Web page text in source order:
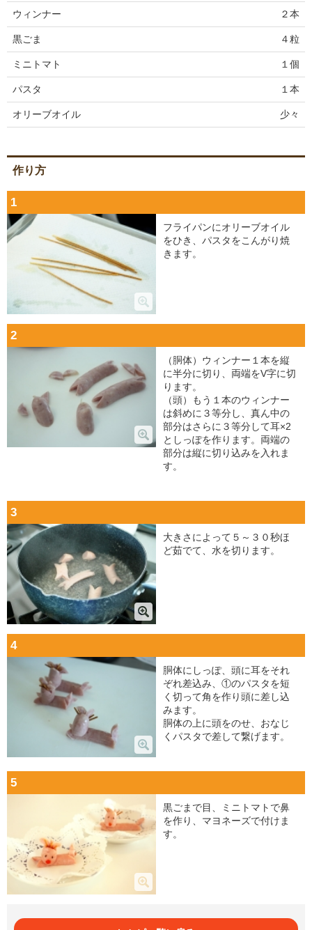
ウィンナー ２本
黒ごま ４粒
ミニトマト １個
パスタ １本
オリーブオイル 少々
作り方
1
フライパンにオリーブオイル
をひき、パスタをこんがり焼
きます。
2
（胴体）ウィンナー１本を縦
に半分に切り、両端をV字に切
ります。
（頭）もう１本のウィンナー
は斜めに３等分し、真ん中の
部分はさらに３等分して耳×2
としっぽを作ります。両端の
部分は縦に切り込みを入れま
す。
3
大きさによって５～３０秒ほ
ど茹でて、水を切ります。
4
胴体にしっぽ、頭に耳をそれ
ぞれ差込み、①のパスタを短
く切って角を作り頭に差し込
みます。
胴体の上に頭をのせ、おなじ
くパスタで差して繋げます。
5
黒ごまで目、ミニトマトで鼻
を作り、マヨネーズで付けま
す。